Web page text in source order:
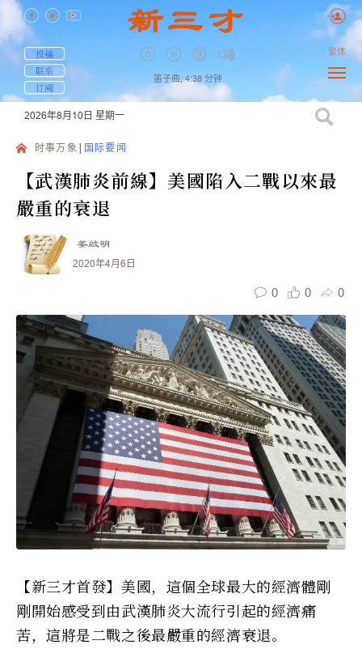
投稿
联系
订阅
笛子曲, 4:38 分钟
繁体
2026年8月10日 星期一
时事万象 国际要闻
【武漢肺炎前線】美國陷入二戰以來最
嚴重的衰退
姜啟明
2020年4月6日
0 0 0
【新三才首發】美國，這個全球最大的經濟體剛
剛開始感受到由武漢肺炎大流行引起的經濟痛
苦，這將是二戰之後最嚴重的經濟衰退。